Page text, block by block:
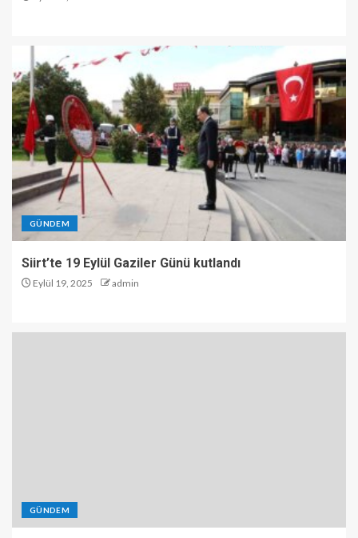
GÜNDEM
Siirt’te 19 Eylül Gaziler Günü kutlandı
Eylül 19, 2025 admin
GÜNDEM